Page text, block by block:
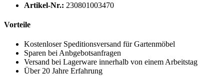
Artikel-Nr.: 230801003470
Vorteile
Kostenloser Speditionsversand für Gartenmöbel
Sparen bei Anbgebotsanfragen
Versand bei Lagerware innerhalb von einem Arbeitstag
Über 20 Jahre Erfahrung